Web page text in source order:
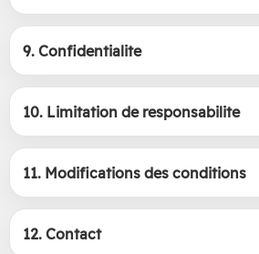
9. Confidentialite
10. Limitation de responsabilite
11. Modifications des conditions
12. Contact